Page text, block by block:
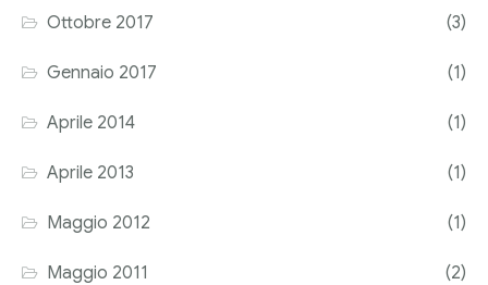
Ottobre 2017 (3)
Gennaio 2017 (1)
Aprile 2014 (1)
Aprile 2013 (1)
Maggio 2012 (1)
Maggio 2011 (2)